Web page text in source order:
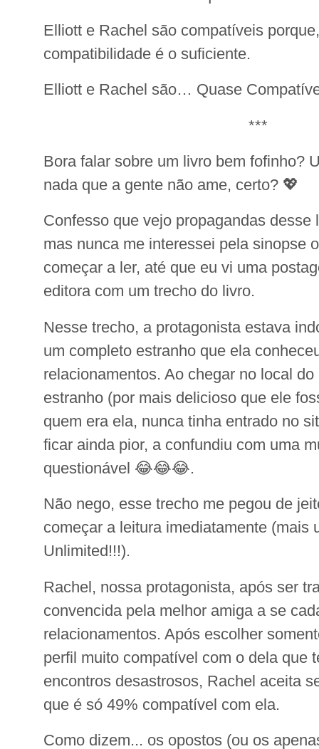
Elliott e Rachel são compatíveis
compatibilidade é o suficiente.
Elliott e Rachel são… Quase
***
Bora falar sobre um livro bem fofinho?
nada que a gente não ame, certo? 💖
Confesso que vejo propagandas desse
mas nunca me interessei pela sinopse
começar a ler, até que eu vi uma
editora com um trecho do livro.
Nesse trecho, a protagonista estava
um completo estranho que ela
relacionamentos. Ao chegar no local
estranho (por mais delicioso que ele
quem era ela, nunca tinha entrado no
ficar ainda pior, a confundiu com uma
questionável 😂😂😂.
Não nego, esse trecho me pegou de
começar a leitura imediatamente (mais
Unlimited!!!).
Rachel, nossa protagonista, após ser
convencida pela melhor amiga a se
relacionamentos. Após escolher
perfil muito compatível com o dela que
encontros desastrosos, Rachel aceita
que é só 49% compatível com ela.
Como dizem... os opostos (ou os